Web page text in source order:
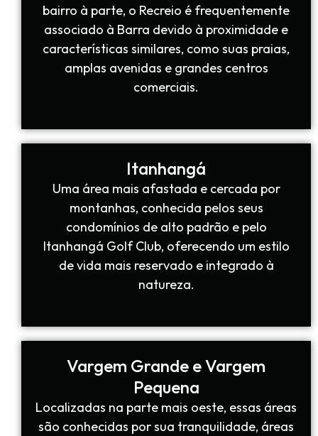
bairro à parte, o Recreio é frequentemente
associado à Barra devido à proximidade e
características similares, como suas praias,
amplas avenidas e grandes centros
comerciais.
Itanhangá
Uma área mais afastada e cercada por
montanhas, conhecida pelos seus
condomínios de alto padrão e pelo
Itanhangá Golf Club, oferecendo um estilo
de vida mais reservado e integrado à
natureza.
Vargem Grande e Vargem
Pequena
Localizadas na parte mais oeste, essas áreas
são conhecidas por sua tranquilidade, áreas